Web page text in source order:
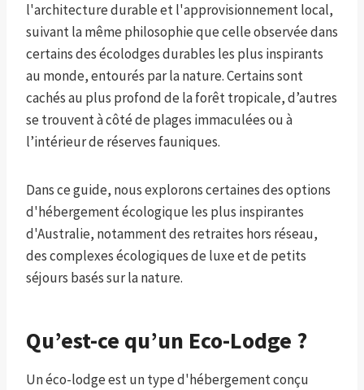
l'architecture durable et l'approvisionnement local,
suivant la même philosophie que celle observée dans
certains des écolodges durables les plus inspirants
au monde, entourés par la nature. Certains sont
cachés au plus profond de la forêt tropicale, d’autres
se trouvent à côté de plages immaculées ou à
l’intérieur de réserves fauniques.
Dans ce guide, nous explorons certaines des options
d'hébergement écologique les plus inspirantes
d'Australie, notamment des retraites hors réseau,
des complexes écologiques de luxe et de petits
séjours basés sur la nature.
Qu’est-ce qu’un Eco-Lodge ?
Un éco-lodge est un type d'hébergement conçu